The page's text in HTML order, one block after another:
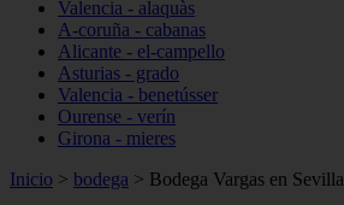
Valencia - alaquàs
A-coruña - cabanas
Alicante - el-campello
Asturias - grado
Valencia - benetússer
Ourense - verín
Girona - mieres
Inicio > bodega > Bodega Vargas en Sevilla